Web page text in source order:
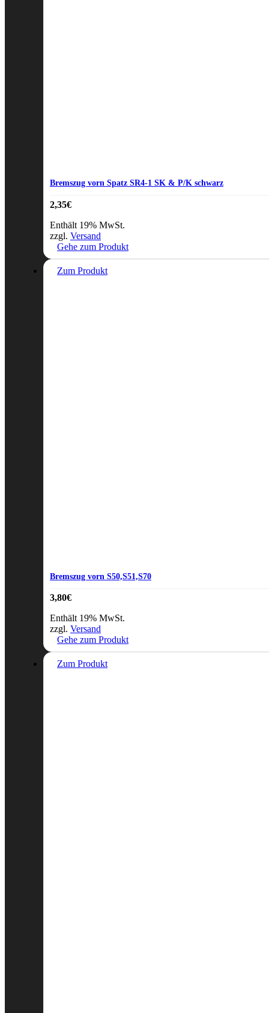
Bremszug vorn Spatz SR4-1 SK & P/K schwarz
2,35€
Enthält 19% MwSt.
zzgl. Versand
Gehe zum Produkt
Zum Produkt
Bremszug vorn S50,S51,S70
3,80€
Enthält 19% MwSt.
zzgl. Versand
Gehe zum Produkt
Zum Produkt